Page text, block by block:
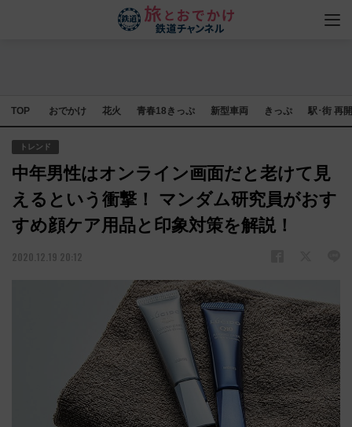
TOP おでかけ 花火 青春18きっぷ 新型車両 きっぷ 駅･街 再
トレンド
中年男性はオンライン画面だと老けて見
えるという衝撃！ マンダム研究員がおす
すめ顔ケア用品と印象対策を解説！
2020.12.19 20:12